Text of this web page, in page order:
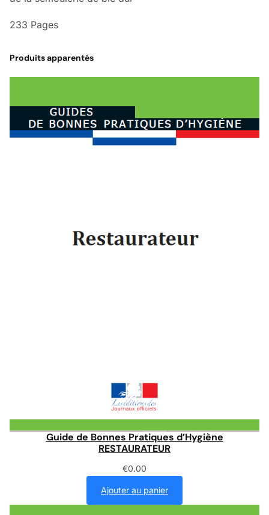
233 Pages
Produits apparentés
Guide de Bonnes Pratiques d’Hygiène
RESTAURATEUR
€0.00
Ajouter au panier